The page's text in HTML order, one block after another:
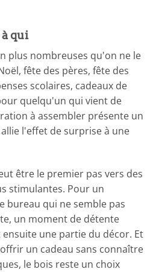
qui
plus nombreuses qu'on ne le
fête des pères, fête des
scolaires, cadeaux de
quelqu'un qui vient de
à assembler présente un
l'effet de surprise à une
être le premier pas vers des
stimulantes. Pour un
bureau qui ne semble pas
un moment de détente
une partie du décor. Et
un cadeau sans connaître
le bois reste un choix